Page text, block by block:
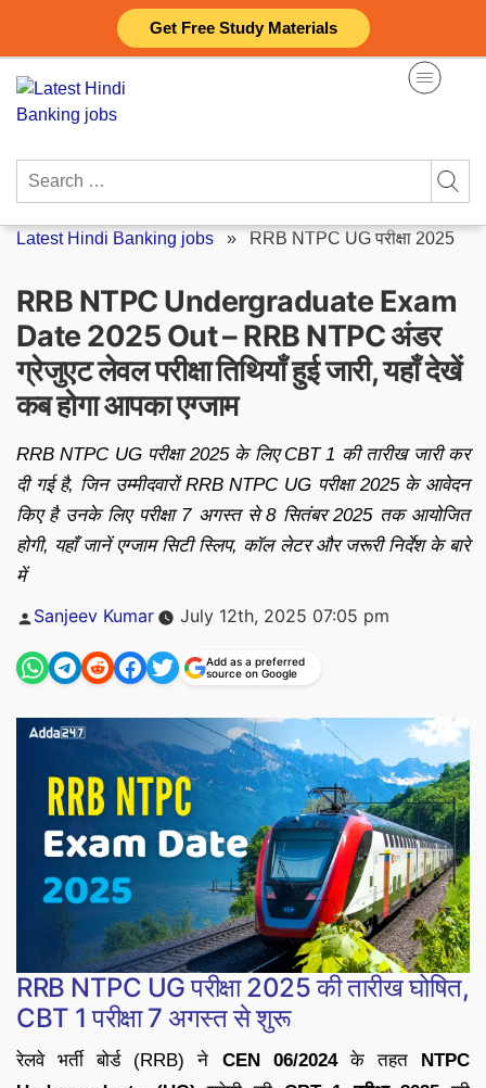
Get Free Study Materials
content
Search
Latest Hindi Banking jobs » RRB NTPC UG परीक्षा 2025
RRB NTPC Undergraduate Exam
Date 2025 Out – RRB NTPC अंडर
ग्रेजुएट लेवल परीक्षा तिथियाँ हुई जारी, यहाँ देखें
कब होगा आपका एग्जाम
RRB NTPC UG परीक्षा 2025 के लिए CBT 1 की तारीख जारी कर
दी गई है, जिन उम्मीदवारों RRB NTPC UG परीक्षा 2025 के आवेदन
किए है उनके लिए परीक्षा 7 अगस्त से 8 सितंबर 2025 तक आयोजित
होगी, यहाँ जानें एग्जाम सिटी स्लिप, कॉल लेटर और जरूरी निर्देश के बारे
में
Posted
Sanjeev Kumar July 12th, 2025 07:05 pm
Add as a preferred
source on Google
RRB NTPC UG परीक्षा 2025 की तारीख घोषित,
CBT 1 परीक्षा 7 अगस्त से शुरू
रेलवे भर्ती बोर्ड (RRB) ने CEN 06/2024के तहत NTPC